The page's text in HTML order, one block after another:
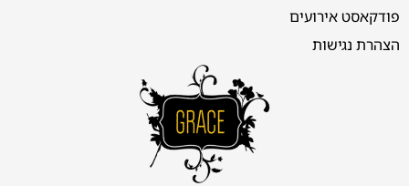
פודקאסט אירועים
הצהרת נגישות